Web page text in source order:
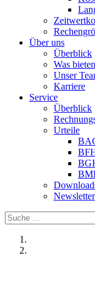
Über uns
Überblick
Was
Unser
Karriere
Service
Überblick
Urteile
Newsletter